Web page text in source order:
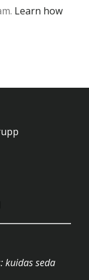
Learn how
kuidas seda